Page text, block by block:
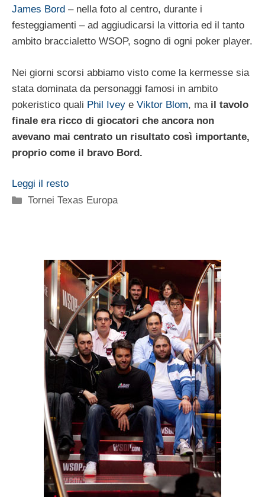
James Bord – nella foto al centro, durante i
festeggiamenti – ad aggiudicarsi la vittoria ed il tanto
ambito braccialetto WSOP, sogno di ogni poker player.
Nei giorni scorsi abbiamo visto come la kermesse sia
stata dominata da personaggi famosi in ambito
pokeristico quali Phil Ivey e Viktor Blom, ma il tavolo
finale era ricco di giocatori che ancora non
avevano mai centrato un risultato così importante,
proprio come il bravo Bord.
Leggi il resto
Categorie
Tornei Texas Europa